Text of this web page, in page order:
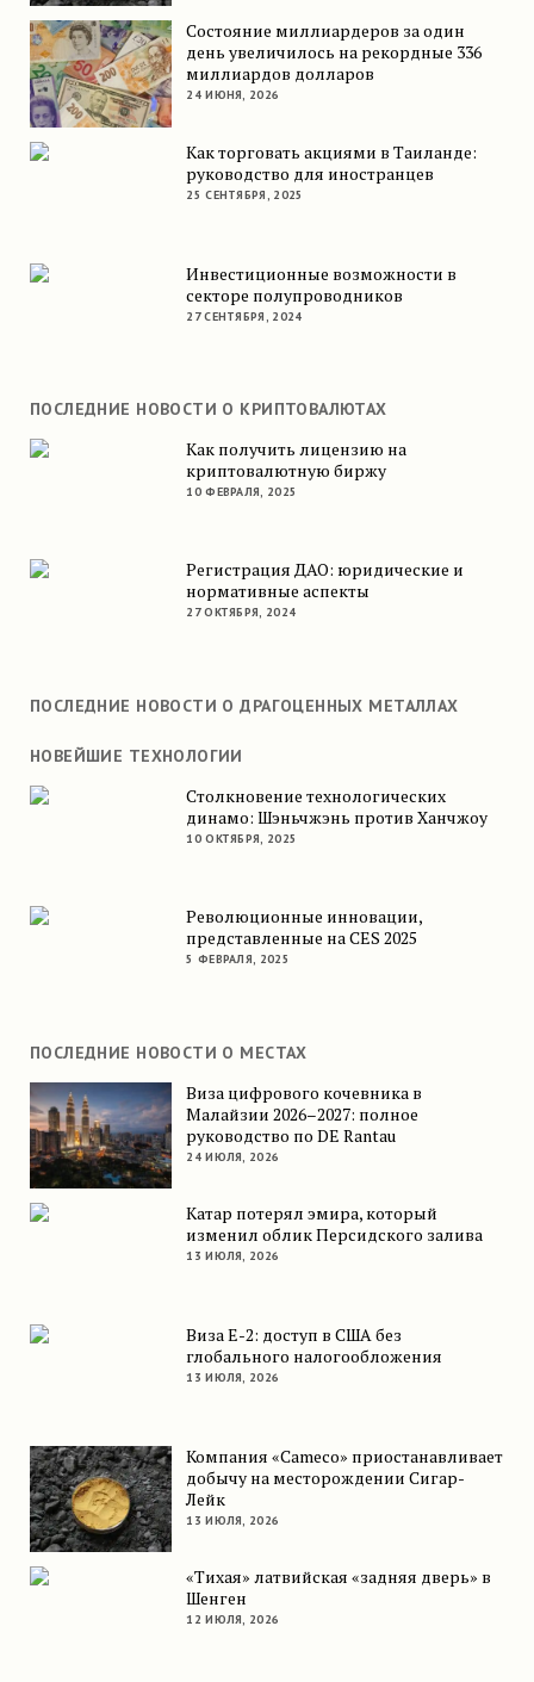
Состояние миллиардеров за один
день увеличилось на рекордные 336
миллиардов долларов
24 ИЮНЯ, 2026
Как торговать акциями в Таиланде:
руководство для иностранцев
25 СЕНТЯБРЯ, 2025
Инвестиционные возможности в
секторе полупроводников
27 СЕНТЯБРЯ, 2024
ПОСЛЕДНИЕ НОВОСТИ О КРИПТОВАЛЮТАХ
Как получить лицензию на
криптовалютную биржу
10 ФЕВРАЛЯ, 2025
Регистрация ДАО: юридические и
нормативные аспекты
27 ОКТЯБРЯ, 2024
ПОСЛЕДНИЕ НОВОСТИ О ДРАГОЦЕННЫХ МЕТАЛЛАХ
НОВЕЙШИЕ ТЕХНОЛОГИИ
Столкновение технологических
динамо: Шэньчжэнь против Ханчжоу
10 ОКТЯБРЯ, 2025
Революционные инновации,
представленные на CES 2025
5 ФЕВРАЛЯ, 2025
ПОСЛЕДНИЕ НОВОСТИ О МЕСТАХ
Виза цифрового кочевника в
Малайзии 2026–2027: полное
руководство по DE Rantau
24 ИЮЛЯ, 2026
Катар потерял эмира, который
изменил облик Персидского залива
13 ИЮЛЯ, 2026
Виза E-2: доступ в США без
глобального налогообложения
13 ИЮЛЯ, 2026
Компания «Cameco» приостанавливает
добычу на месторождении Сигар-
Лейк
13 ИЮЛЯ, 2026
«Тихая» латвийская «задняя дверь» в
Шенген
12 ИЮЛЯ, 2026